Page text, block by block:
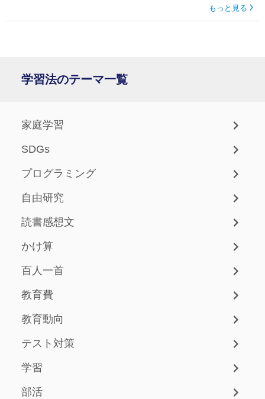
もっと見る
学習法のテーマ一覧
家庭学習
SDGs
プログラミング
自由研究
読書感想文
かけ算
百人一首
教育費
教育動向
テスト対策
学習
部活